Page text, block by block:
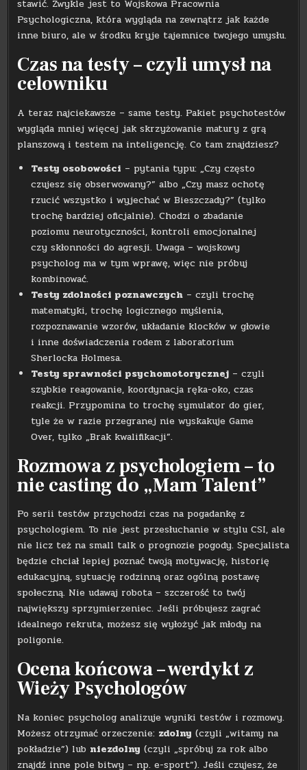
stawić. Zwykle jest to Wojskowa Pracownia
Psychologiczna, która wygląda na zewnątrz jak każde
inne biuro, ale w środku kryje tajemnice twojego umysłu.
Czas na testy – czyli umysł na
celowniku
A teraz najciekawsze – same testy. Pakiet psychotestów
wygląda mniej więcej jak skrzyżowanie matury z grą
planszową i testem na inteligencję. Co tam znajdziesz?
Testy osobowości – pytania typu: „Czy często
czujesz się obserwowany?” albo „Czy masz ochotę
rzucić wszystko i wyjechać w Bieszczady?” (tylko
trochę bardziej oficjalnie). Chodzi o zbadanie
poziomu neurotyczności, kontroli emocjonalnej
czy skłonności do agresji. Uwaga – wojskowy
psycholog ma w tym wprawę, więc nie próbuj
kombinować.
Testy zdolności poznawczych – czyli trochę
matematyki, trochę logicznego myślenia,
rozpoznawanie wzorów, układanie klocków w głowie
i inne doświadczenia rodem z laboratorium
Sherlocka Holmesa.
Testy sprawności psychomotorycznej – czyli
szybkie reagowanie, koordynacja ręka-oko, czas
reakcji. Przypomina to trochę symulator do gier,
tyle że w razie przegranej nie wyskakuje Game
Over, tylko „Brak kwalifikacji”.
Rozmowa z psychologiem – to
nie casting do „Mam Talent”
Po serii testów przychodzi czas na pogadankę z
psychologiem. To nie jest przesłuchanie w stylu CSI, ale
nie licz też na small talk o prognozie pogody. Specjalista
będzie chciał lepiej poznać twoją motywację, historię
edukacyjną, sytuację rodzinną oraz ogólną postawę
społeczną. Nie udawaj robota – szczerość to twój
największy sprzymierzeniec. Jeśli próbujesz zagrać
idealnego rekruta, możesz się wyłożyć jak młody na
poligonie.
Ocena końcowa – werdykt z
Wieży Psychologów
Na koniec psycholog analizuje wyniki testów i rozmowy.
Możesz otrzymać orzeczenie: zdolny (czyli „witamy na
pokładzie”) lub niezdolny (czyli „spróbuj za rok albo
znajdź inne pole bitwy – np. e-sport”). Jeśli czujesz, że